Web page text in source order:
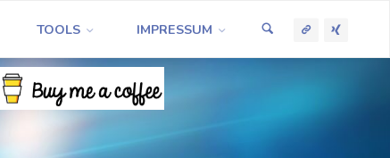
TOOLS IMPRESSUM